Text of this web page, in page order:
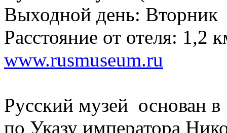
Выходной день: Вторник
Расстояние от отеля: 1,2
www.rusmuseum.ru
Русский музей основан в
по Указу императора